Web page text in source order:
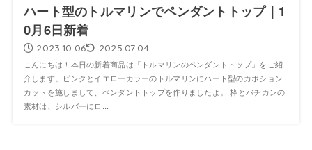
ハート型のトルマリンでペンダントトップ｜1
0月6日新着
2023.10.06 2025.07.04
こんにちは！本日の新着商品は「トルマリンのペンダントトップ」をご紹
介します。ピンクとイエローカラーのトルマリンにハート型のカボション
カットを施しまして、ペンダントトップを作りましたよ。 枠とバチカンの
素材は、シルバーにロ...